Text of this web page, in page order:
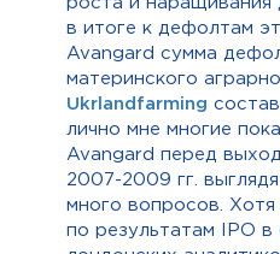
роста и наращивания
в итоге к дефолтам
Avangard сумма
материнского
Ukrlandfarming
лично мне многие
Avangard перед
2007-2009 гг.
много вопросов.
по результатам IPO